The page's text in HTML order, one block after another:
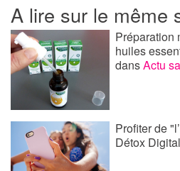
A lire sur le même
Préparation
huiles
dansActu
Profiter de
Détox